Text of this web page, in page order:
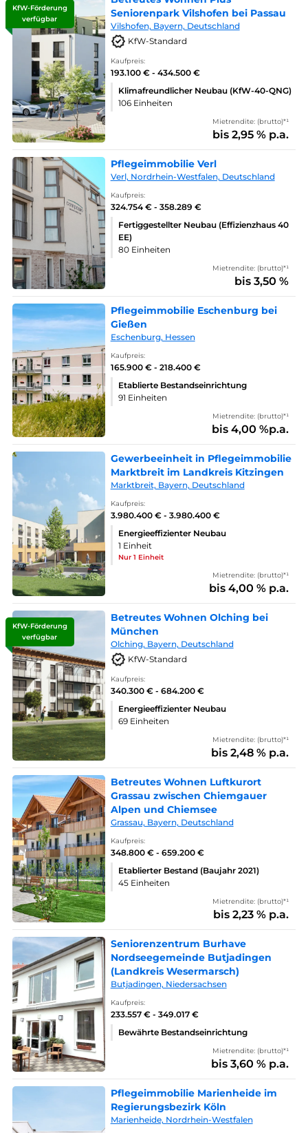
KfW-Förderung
verfügbar
Seniorenpark Vilshofen bei Passau
Vilshofen, Bayern, Deutschland
KfW-Standard
Kaufpreis:
193.100 € - 434.500 €
Klimafreundlicher Neubau (KfW-40-QNG)
106 Einheiten
Mietrendite: (brutto)*¹
bis 2,95 % p.a.
Pflegeimmobilie Verl
Verl, Nordrhein-Westfalen, Deutschland
Kaufpreis:
324.754 € - 358.289 €
Fertiggestellter Neubau (Effizienzhaus 40
EE)
80 Einheiten
Mietrendite: (brutto)*¹
bis 3,50 %
Pflegeimmobilie Eschenburg bei
Gießen
Eschenburg, Hessen
Kaufpreis:
165.900 € - 218.400 €
Etablierte Bestandseinrichtung
91 Einheiten
Mietrendite: (brutto)*¹
bis 4,00 %p.a.
Gewerbeeinheit in Pflegeimmobilie
Marktbreit im Landkreis Kitzingen
Marktbreit, Bayern, Deutschland
Kaufpreis:
3.980.400 € - 3.980.400 €
Energieeffizienter Neubau
1 Einheit
Nur 1 Einheit
Mietrendite: (brutto)*¹
bis 4,00 % p.a.
KfW-Förderung
verfügbar
Betreutes Wohnen Olching bei
München
Olching, Bayern, Deutschland
KfW-Standard
Kaufpreis:
340.300 € - 684.200 €
Energieeffizienter Neubau
69 Einheiten
Mietrendite: (brutto)*¹
bis 2,48 % p.a.
Betreutes Wohnen Luftkurort
Grassau zwischen Chiemgauer
Alpen und Chiemsee
Grassau, Bayern, Deutschland
Kaufpreis:
348.800 € - 659.200 €
Etablierter Bestand (Baujahr 2021)
45 Einheiten
Mietrendite: (brutto)*¹
bis 2,23 % p.a.
Seniorenzentrum Burhave
Nordseegemeinde Butjadingen
(Landkreis Wesermarsch)
Butjadingen, Niedersachsen
Kaufpreis:
233.557 € - 349.017 €
Bewährte Bestandseinrichtung
Mietrendite: (brutto)*¹
bis 3,60 % p.a.
Pflegeimmobilie Marienheide im
Regierungsbezirk Köln
Marienheide, Nordrhein-Westfalen